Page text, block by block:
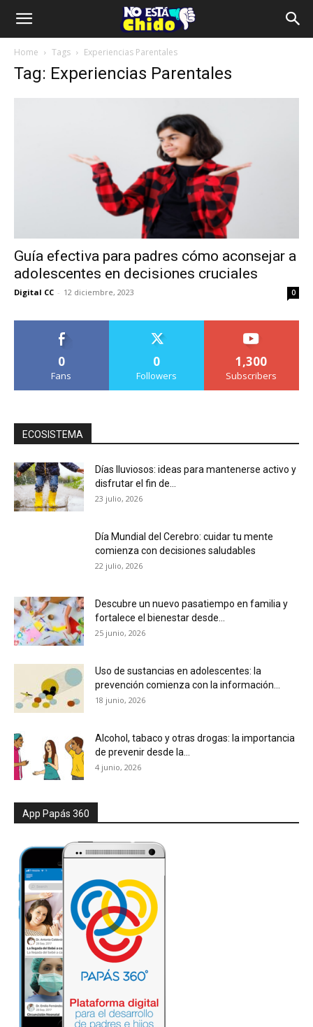
Home Tags Experiencias Parentales
Tag: Experiencias Parentales
Guía efectiva para padres cómo aconsejar a
adolescentes en decisiones cruciales
Digital CC - 12 diciembre, 2023 0
0
Fans
0
Followers
1,300
Subscribers
ECOSISTEMA
Días lluviosos: ideas para mantenerse activo y
disfrutar el fin de...
23 julio, 2026
Día Mundial del Cerebro: cuidar tu mente
comienza con decisiones saludables
22 julio, 2026
Descubre un nuevo pasatiempo en familia y
fortalece el bienestar desde...
25 junio, 2026
Uso de sustancias en adolescentes: la
prevención comienza con la información...
18 junio, 2026
Alcohol, tabaco y otras drogas: la importancia
de prevenir desde la...
4 junio, 2026
App Papás 360